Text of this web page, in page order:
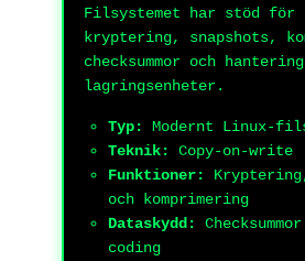
Filsystemet har stöd för
kryptering, snapshots,
checksummor och
lagringsenheter.
Typ:
Modernt Linux-
Teknik:
Copy-on-write
Funktioner:
och komprimering
Dataskydd:
coding